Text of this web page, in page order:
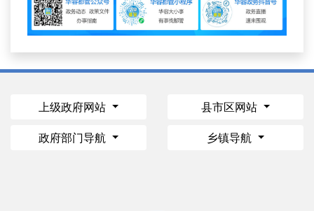
上级政府网站 县市区网站
政府部门导航 乡镇导航